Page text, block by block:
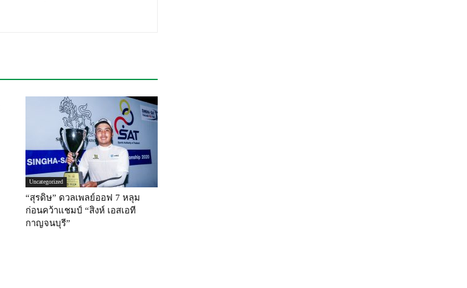
Uncategorized
“สุรดิษ” ดวลเพลย์ออฟ 7 หลุม
ก่อนคว้าแชมป์ “สิงห์ เอสเอที
กาญจนบุรี”